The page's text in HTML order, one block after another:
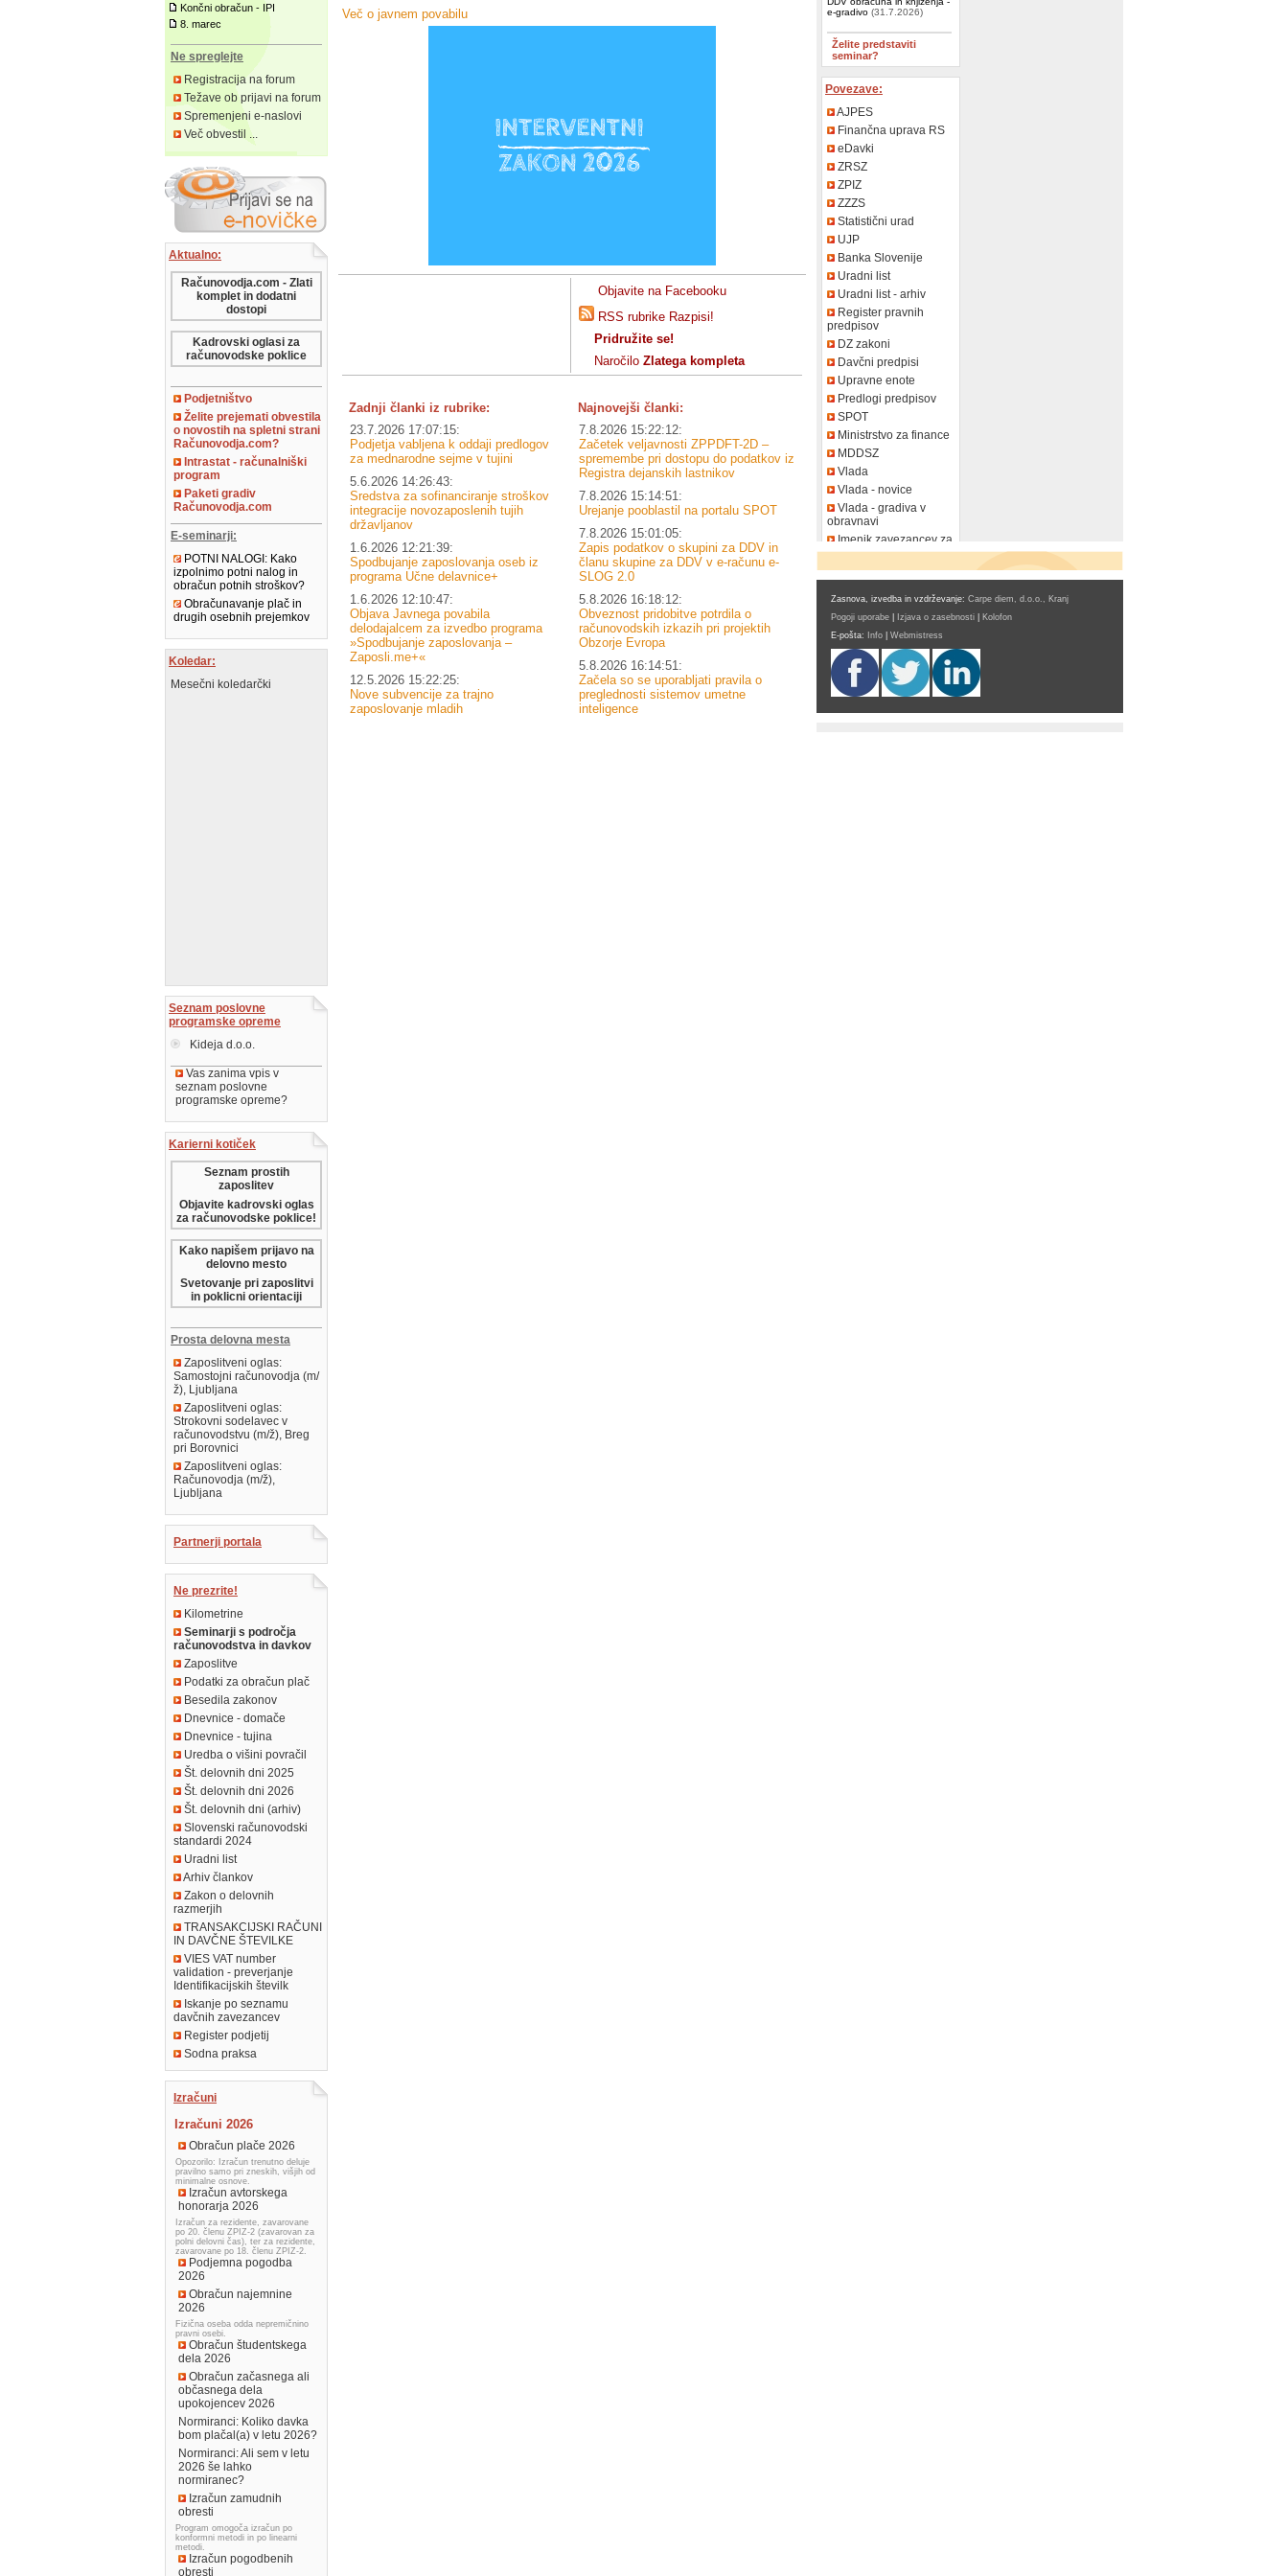
Končni obračun - IPI
8. marec
Ne spreglejte
Registracija na forum
Težave ob prijavi na forum
Spremenjeni e-naslovi
Več obvestil ...
Aktualno:
Računovodja.com - Zlati
komplet in dodatni
dostopi
Kadrovski oglasi za
računovodske poklice
Podjetništvo
Želite prejemati obvestila
o novostih na spletni strani
Računovodja.com?
Intrastat - računalniški
program
Paketi gradiv
Računovodja.com
E-seminarji:
POTNI NALOGI: Kako
izpolnimo potni nalog in
obračun potnih stroškov?
Obračunavanje plač in
drugih osebnih prejemkov
Koledar:
Mesečni koledarčki
Seznam poslovne
programske opreme
Kideja d.o.o.
Vas zanima vpis v
seznam poslovne
programske opreme?
Karierni kotiček
Seznam prostih
zaposlitev
Objavite kadrovski oglas
za računovodske poklice!
Kako napišem prijavo na
delovno mesto
Svetovanje pri zaposlitvi
in poklicni orientaciji
Prosta delovna mesta
Zaposlitveni oglas:
Samostojni računovodja (m/
ž), Ljubljana
Zaposlitveni oglas:
Strokovni sodelavec v
računovodstvu (m/ž), Breg
pri Borovnici
Zaposlitveni oglas:
Računovodja (m/ž),
Ljubljana
Partnerji portala
Ne prezrite!
Kilometrine
Seminarji s področja
računovodstva in davkov
Zaposlitve
Podatki za obračun plač
Besedila zakonov
Dnevnice - domače
Dnevnice - tujina
Uredba o višini povračil
Št. delovnih dni 2025
Št. delovnih dni 2026
Št. delovnih dni (arhiv)
Slovenski računovodski
standardi 2024
Uradni list
Arhiv člankov
Zakon o delovnih
razmerjih
TRANSAKCIJSKI RAČUNI
IN DAVČNE ŠTEVILKE
VIES VAT number
validation - preverjanje
Identifikacijskih številk
Iskanje po seznamu
davčnih zavezancev
Register podjetij
Sodna praksa
Izračuni
Izračuni 2026
Obračun plače 2026
Opozorilo: Izračun trenutno deluje
pravilno samo pri zneskih, višjih od
minimalne osnove.
Izračun avtorskega
honorarja 2026
Izračun za rezidente, zavarovane
po 20. členu ZPIZ-2 (zavarovan za
polni delovni čas), ter za rezidente,
zavarovane po 18. členu ZPIZ-2.
Podjemna pogodba
2026
Obračun najemnine
2026
Fizična oseba odda nepremičnino
pravni osebi.
Obračun študentskega
dela 2026
Obračun začasnega ali
občasnega dela
upokojencev 2026
Normiranci: Koliko davka
bom plačal(a) v letu 2026?
Normiranci: Ali sem v letu
2026 še lahko
normiranec?
Izračun zamudnih
obresti
Program omogoča izračun po
konformni metodi in po linearni
metodi.
Izračun pogodbenih
obresti
Več o javnem povabilu
Objavite na Facebooku
RSS rubrike Razpisi!
Pridružite se!
Naročilo Zlatega kompleta
Zadnji članki iz rubrike:
23.7.2026 17:07:15:
Podjetja vabljena k oddaji predlogov
za mednarodne sejme v tujini
5.6.2026 14:26:43:
Sredstva za sofinanciranje stroškov
integracije novozaposlenih tujih
državljanov
1.6.2026 12:21:39:
Spodbujanje zaposlovanja oseb iz
programa Učne delavnice+
1.6.2026 12:10:47:
Objava Javnega povabila
delodajalcem za izvedbo programa
»Spodbujanje zaposlovanja –
Zaposli.me+«
12.5.2026 15:22:25:
Nove subvencije za trajno
zaposlovanje mladih
Najnovejši članki:
7.8.2026 15:22:12:
Začetek veljavnosti ZPPDFT-2D –
spremembe pri dostopu do podatkov iz
Registra dejanskih lastnikov
7.8.2026 15:14:51:
Urejanje pooblastil na portalu SPOT
7.8.2026 15:01:05:
Zapis podatkov o skupini za DDV in
članu skupine za DDV v e-računu e-
SLOG 2.0
5.8.2026 16:18:12:
Obveznost pridobitve potrdila o
računovodskih izkazih pri projektih
Obzorje Evropa
5.8.2026 16:14:51:
Začela so se uporabljati pravila o
preglednosti sistemov umetne
inteligence
e-gradivo (31.7.2026)
Želite predstaviti
seminar?
Povezave:
AJPES
Finančna uprava RS
eDavki
ZRSZ
ZPIZ
ZZZS
Statistični urad
UJP
Banka Slovenije
Uradni list
Uradni list - arhiv
Register pravnih
predpisov
DZ zakoni
Davčni predpisi
Upravne enote
Predlogi predpisov
SPOT
Ministrstvo za finance
MDDSZ
Vlada
Vlada - novice
Vlada - gradiva v
obravnavi
Imenik zavezancev za
DDV
Zasnova, izvedba in vzdrževanje: Carpe diem, d.o.o., Kranj
Pogoji uporabe
Izjava o zasebnosti
Kolofon
E-pošta:
Info Webmistress